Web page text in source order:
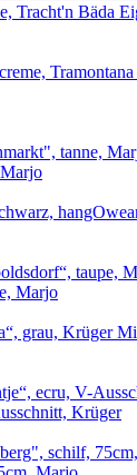
Tracht'n Bäda
Marjo
Krüger